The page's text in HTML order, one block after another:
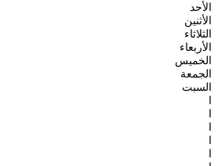
الأحد
الأثنين
الثلاثاء
الأربعاء
الخميس
الجمعة
السبت
ا
ا
ا
ا
ا